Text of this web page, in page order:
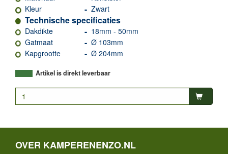
Kleur
- Zwart
Technische specificaties
Dakdikte - 18mm - 50mm
Gatmaat
- Ø 103mm
Kapgrootte
- Ø 204mm
Artikel is direkt leverbaar
OVER KAMPERENENZO.NL